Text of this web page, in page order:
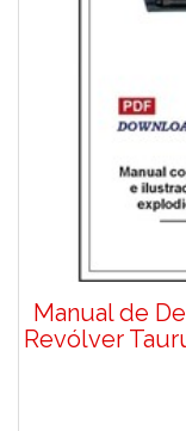
Manual de
Revólver